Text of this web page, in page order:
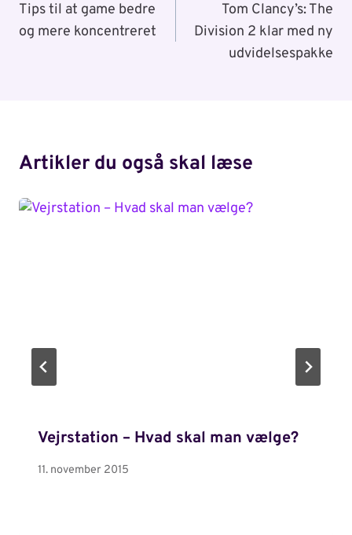
Tips til at game bedre
og mere koncentreret
Tom Clancy’s: The
Division 2 klar med ny
udvidelsespakke
Artikler du også skal læse
Vejrstation – Hvad skal man vælge?
11. november 2015